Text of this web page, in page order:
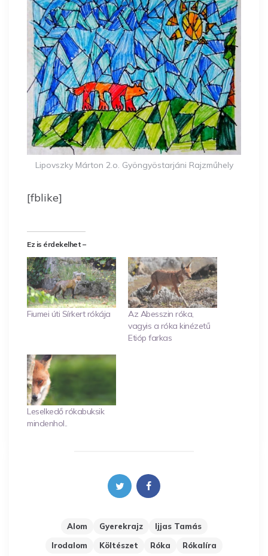
Lipovszky Márton 2.o. Gyöngyöstarjáni Rajzműhely
[fblike]
Ez is érdekelhet –
Fiumei úti Sírkert rókája
Az Abesszin róka,
vagyis a róka kinézetű
Etióp farkas
Leselkedő rókabuksik
mindenhol..
Alom Gyerekrajz
Ijjas Tamás
Irodalom
Költészet Róka Rókalíra